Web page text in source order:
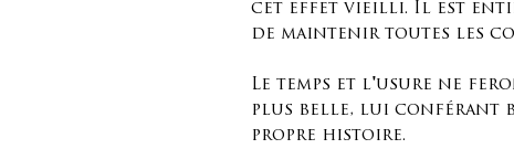
cet effet vieilli. Il est
de maintenir toutes les
Le temps et l'usure ne
plus belle, lui conférant
propre histoire.